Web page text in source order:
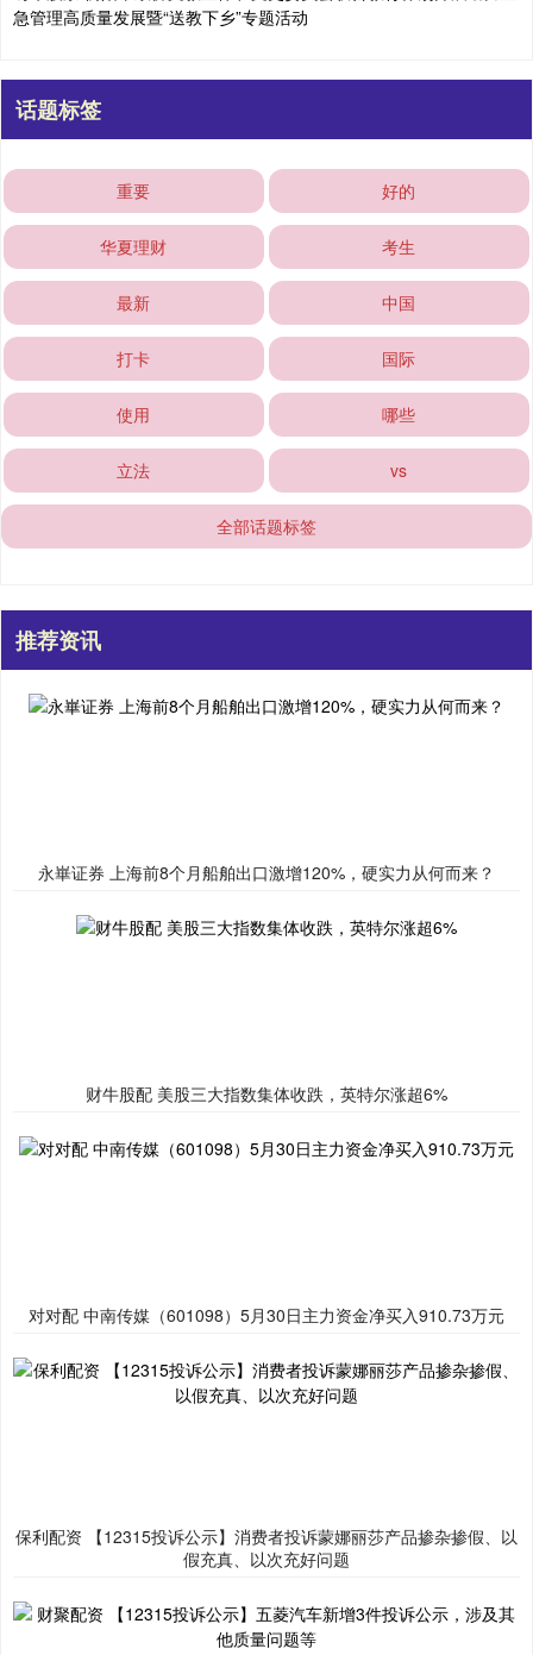
急管理高质量发展暨“送教下乡”专题活动
话题标签
重要 好的
华夏理财 考生
最新 中国
打卡 国际
使用 哪些
立法 vs
全部话题标签
推荐资讯
永崋证券 上海前8个月船舶出口激增120%，硬实力从何而来？
财牛股配 美股三大指数集体收跌，英特尔涨超6%
对对配 中南传媒（601098）5月30日主力资金净买入910.73万元
保利配资 【12315投诉公示】消费者投诉蒙娜丽莎产品掺杂掺假、以
假充真、以次充好问题